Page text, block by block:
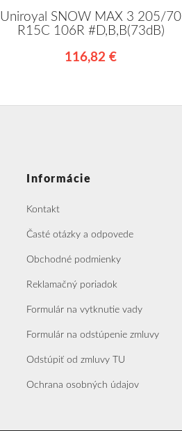
Uniroyal SNOW MAX 3 205/70
R15C 106R #D,B,B(73dB)
116,82 €
Informácie
Kontakt
Časté otázky a odpovede
Obchodné podmienky
Reklamačný poriadok
Formulár na vytknutie vady
Formulár na odstúpenie zmluvy
Odstúpiť od zmluvy TU
Ochrana osobných údajov